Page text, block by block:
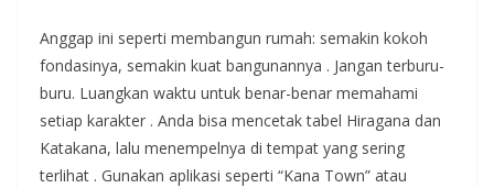
Anggap ini seperti membangun rumah: semakin kokoh
fondasinya, semakin kuat bangunannya . Jangan terburu-
buru. Luangkan waktu untuk benar-benar memahami
setiap karakter . Anda bisa mencetak tabel Hiragana dan
Katakana, lalu menempelnya di tempat yang sering
terlihat . Gunakan aplikasi seperti “Kana Town” atau